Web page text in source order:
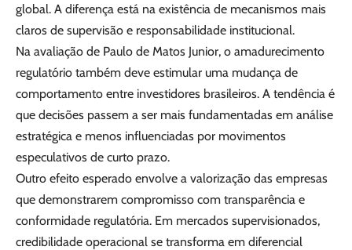
global. A diferença está na existência de mecanismos mais
claros de supervisão e responsabilidade institucional.
Na avaliação de Paulo de Matos Junior, o amadurecimento
regulatório também deve estimular uma mudança de
comportamento entre investidores brasileiros. A tendência é
que decisões passem a ser mais fundamentadas em análise
estratégica e menos influenciadas por movimentos
especulativos de curto prazo.
Outro efeito esperado envolve a valorização das empresas
que demonstrarem compromisso com transparência e
conformidade regulatória. Em mercados supervisionados,
credibilidade operacional se transforma em diferencial